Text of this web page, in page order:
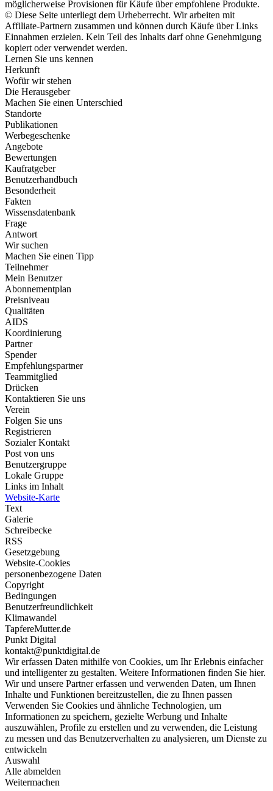
möglicherweise Provisionen für Käufe über empfohlene Produkte.
© Diese Seite unterliegt dem Urheberrecht. Wir arbeiten mit
Affiliate-Partnern zusammen und können durch Käufe über Links
Einnahmen erzielen. Kein Teil des Inhalts darf ohne Genehmigung
kopiert oder verwendet werden.
Lernen Sie uns kennen
Herkunft
Wofür wir stehen
Die Herausgeber
Machen Sie einen Unterschied
Standorte
Publikationen
Werbegeschenke
Angebote
Bewertungen
Kaufratgeber
Benutzerhandbuch
Besonderheit
Fakten
Wissensdatenbank
Frage
Antwort
Wir suchen
Machen Sie einen Tipp
Teilnehmer
Mein Benutzer
Abonnementplan
Preisniveau
Qualitäten
AIDS
Koordinierung
Partner
Spender
Empfehlungspartner
Teammitglied
Drücken
Kontaktieren Sie uns
Verein
Folgen Sie uns
Registrieren
Sozialer Kontakt
Post von uns
Benutzergruppe
Lokale Gruppe
Links im Inhalt
Website-Karte
Text
Galerie
Schreibecke
RSS
Gesetzgebung
Website-Cookies
personenbezogene Daten
Copyright
Bedingungen
Benutzerfreundlichkeit
Klimawandel
TapfereMutter.de
Punkt Digital
kontakt@punktdigital.de
Wir erfassen Daten mithilfe von Cookies, um Ihr Erlebnis einfacher
und intelligenter zu gestalten. Weitere Informationen finden Sie hier.
Wir und unsere Partner erfassen und verwenden Daten, um Ihnen
Inhalte und Funktionen bereitzustellen, die zu Ihnen passen
Verwenden Sie Cookies und ähnliche Technologien, um
Informationen zu speichern, gezielte Werbung und Inhalte
auszuwählen, Profile zu erstellen und zu verwenden, die Leistung
zu messen und das Benutzerverhalten zu analysieren, um Dienste zu
entwickeln
Auswahl
Alle abmelden
Weitermachen